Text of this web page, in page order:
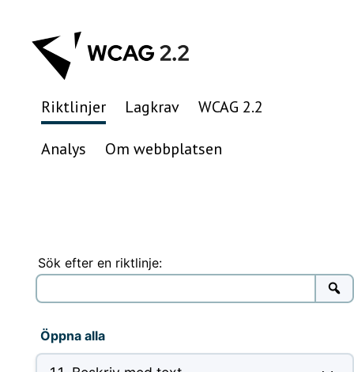
innehåll
Riktlinjer Lagkrav WCAG 2.2
Analys Om webbplatsen
Sök efter en riktlinje:
Öppna alla